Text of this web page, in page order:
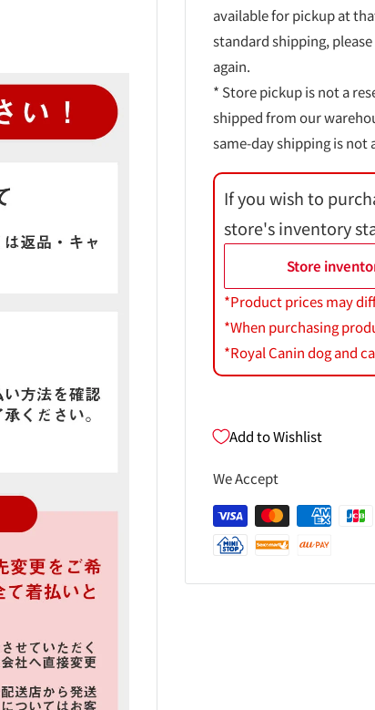
available for pickup at
standard shipping,
again.
* Store pickup is not a
shipped from our
same-day shipping is not
If you wish to
store's inventory
Store
*Product prices may
*When purchasing
*Royal Canin dog and
Add to Wishlist
We Accept